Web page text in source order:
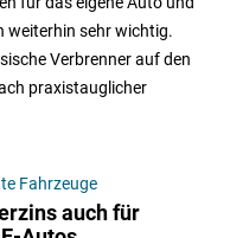
weiterhin sehr wichtig.
Verbrenner auf den
praxistauglicher
Fahrzeuge
auch für